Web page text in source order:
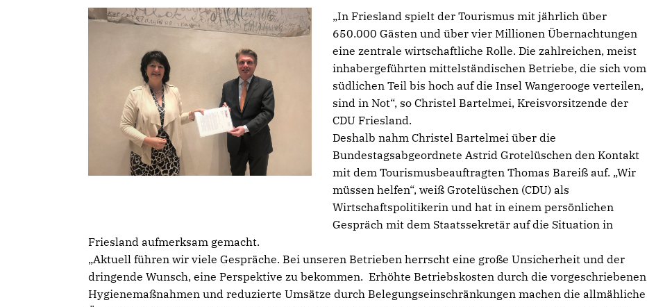
In Friesland spielt der Tourismus mit jährlich über
650.000 Gästen und über vier Millionen Übernachtungen
eine zentrale wirtschaftliche Rolle. Die zahlreichen, meist
inhabergeführten mittelständischen Betriebe, die sich vom
südlichen Teil bis hoch auf die Insel Wangerooge verteilen,
sind in Not“, so Christel Bartelmei, Kreisvorsitzende der
CDU Friesland.
Deshalb nahm Christel Bartelmei über die
Bundestagsabgeordnete Astrid Grotelüschen den Kontakt
mit dem Tourismusbeauftragten Thomas Bareiß auf. „Wir
müssen helfen“, weiß Grotelüschen (CDU) als
Wirtschaftspolitikerin und hat in einem persönlichen
Gespräch mit dem Staatssekretär auf die Situation in
Friesland aufmerksam gemacht.
Aktuell führen wir viele Gespräche. Bei unseren Betrieben herrscht eine große Unsicherheit und der
dringende Wunsch, eine Perspektive zu bekommen. Erhöhte Betriebskosten durch die vorgeschriebenen
Hygienemaßnahmen und reduzierte Umsätze durch Belegungseinschränkungen machen die allmähliche